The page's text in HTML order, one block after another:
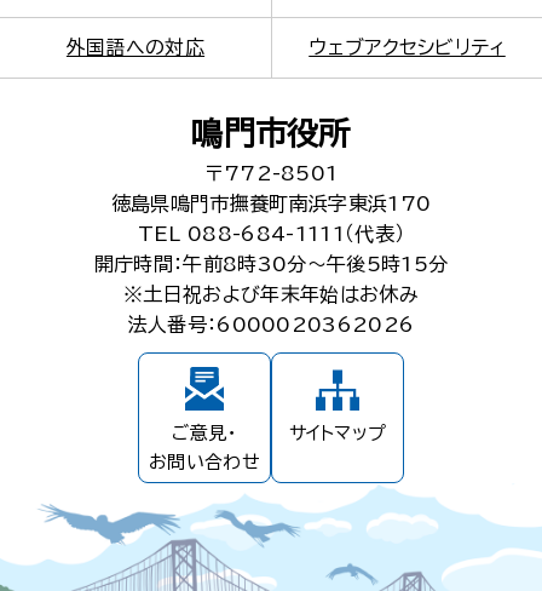
外国語への対応 ウェブアクセシビリティ
鳴門市役所
〒772-8501
徳島県鳴門市撫養町南浜字東浜170
TEL 088-684-1111（代表）
開庁時間：午前8時30分～午後5時15分
※土日祝および年末年始はお休み
法人番号：6000020362026
ご意見・
お問い合わせ
サイトマップ